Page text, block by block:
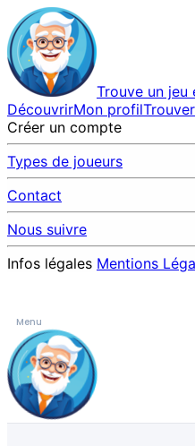
Trouve un jeu
DécouvrirMon profil
Créer un compte
Types de joueurs
Contact
Nous suivre
Infos légales Mentions
Menu